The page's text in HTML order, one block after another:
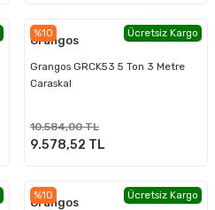
%10 Ücretsiz Kargo
Grangos
Grangos GRCK53 5 Ton 3 Metre
Caraskal
10.584,00 TL
9.578,52 TL
%10 Ücretsiz Kargo
Grangos